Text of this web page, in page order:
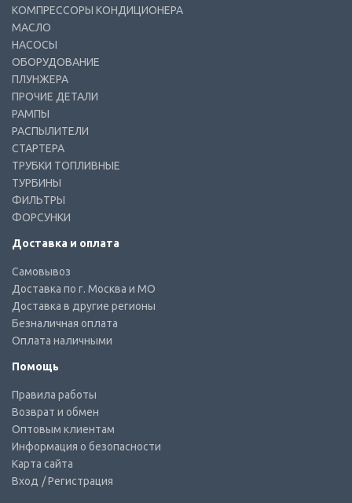
КОМПРЕССОРЫ КОНДИЦИОНЕРА
МАСЛО
НАСОСЫ
ОБОРУДОВАНИЕ
ПЛУНЖЕРА
ПРОЧИЕ ДЕТАЛИ
РАМПЫ
РАСПЫЛИТЕЛИ
СТАРТЕРА
ТРУБКИ ТОПЛИВНЫЕ
ТУРБИНЫ
ФИЛЬТРЫ
ФОРСУНКИ
Доставка и оплата
Самовывоз
Доставка по г. Москва и МО
Доставка в другие регионы
Безналичная оплата
Оплата наличными
Помощь
Правила работы
Возврат и обмен
Оптовым клиентам
Информация о безопасности
Карта сайта
Вход / Регистрация